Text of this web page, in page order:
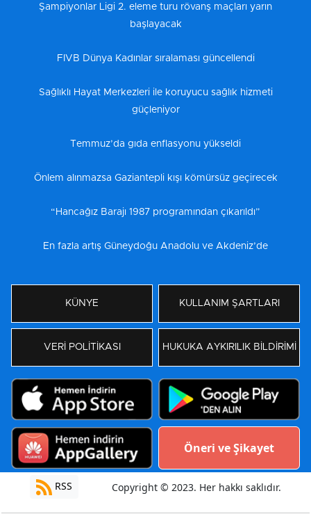
Şampiyonlar Ligi 2. eleme turu rövanş maçları yarın
başlayacak
FIVB Dünya Kadınlar sıralaması güncellendi
Sağlıklı Hayat Merkezleri ile koruyucu sağlık hizmeti
güçleniyor
Temmuz’da gıda enflasyonu yükseldi
Önlem alınmazsa Gaziantepli kışı kömürsüz geçirecek
“Hancağız Barajı 1987 programından çıkarıldı”
En fazla artış Güneydoğu Anadolu ve Akdeniz’de
KÜNYE KULLANIM ŞARTLARI
VERİ POLİTİKASI HUKUKA AYKIRILIK BİLDİRİMİ
Öneri ve Şikayet
RSS Copyright © 2023. Her hakkı saklıdır.